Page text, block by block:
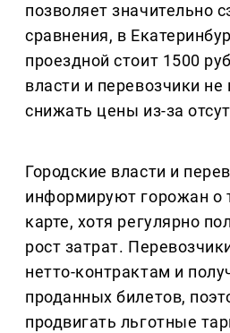
позволяет значительно
сравнения, в
проездной стоит 1500
власти и перевозчики
снижать цены из-за
Городские власти и
информируют горожан о
карте, хотя регулярно
рост затрат.
нетто-контрактам и
проданных билетов,
продвигать льготные